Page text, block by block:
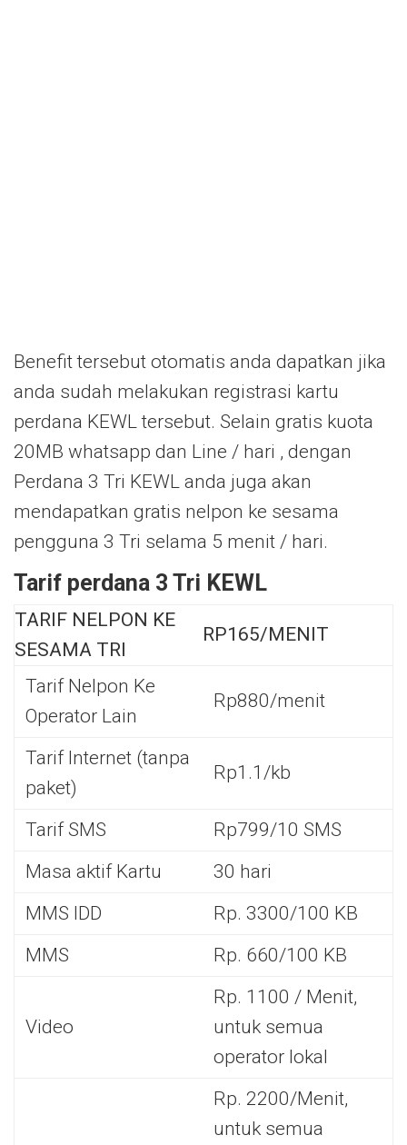
Benefit tersebut otomatis anda dapatkan jika
anda sudah melakukan registrasi kartu
perdana KEWL tersebut. Selain gratis kuota
20MB whatsapp dan Line / hari , dengan
Perdana 3 Tri KEWL anda juga akan
mendapatkan gratis nelpon ke sesama
pengguna 3 Tri selama 5 menit / hari.
Tarif perdana 3 Tri KEWL
TARIF NELPON KE
SESAMA TRI
RP165/MENIT
Tarif Nelpon Ke
Operator Lain
Rp880/menit
Tarif Internet (tanpa
paket)
Rp1.1/kb
Tarif SMS
Rp799/10 SMS
Masa aktif Kartu
30 hari
MMS IDD
Rp. 3300/100 KB
MMS
Rp. 660/100 KB
Video
Rp. 1100 / Menit,
untuk semua
operator lokal
Rp. 2200/Menit,
untuk semua